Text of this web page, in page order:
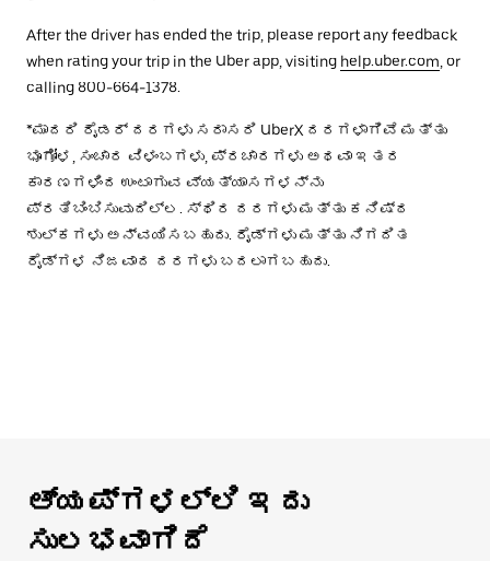
After the driver has ended the trip, please report any feedback
when rating your trip in the Uber app, visiting help.uber.com , or
calling 800-664-1378.
*ಮಾದರಿ ರೈಡರ್ ದರಗಳು ಸರಾಸರಿ UberX ದರಗಳಾಗಿವೆ ಮತ್ತು
ಭೂಗೋಳ, ಸಂಚಾರ ವಿಳಂಬಗಳು, ಪ್ರಚಾರಗಳು ಅಥವಾ ಇತರ
ಕಾರಣಗಳಿಂದ ಉಂಟಾಗುವ ವ್ಯತ್ಯಾಸಗಳನ್ನು
ಪ್ರತಿಬಿಂಬಿಸುವುದಿಲ್ಲ. ಸ್ಥಿರ ದರಗಳು ಮತ್ತು ಕನಿಷ್ಠ
ಶುಲ್ಕಗಳು ಅನ್ವಯಿಸಬಹುದು. ರೈಡ್‌ಗಳು ಮತ್ತು ನಿಗದಿತ
ರೈಡ್‌ಗಳ ನಿಜವಾದ ದರಗಳು ಬದಲಾಗಬಹುದು.
ಆ್ಯಪ್‌‌ಗಳಲ್ಲಿ ಇದು
ಸುಲಭವಾಗಿದೆ